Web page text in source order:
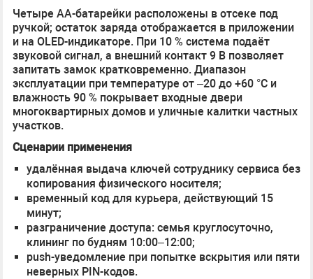
Четыре AA-батарейки расположены в отсеке под
ручкой; остаток заряда отображается в приложении
и на OLED-индикаторе. При 10 % система подаёт
звуковой сигнал, а внешний контакт 9 В позволяет
запитать замок кратковременно. Диапазон
эксплуатации при температуре от –20 до +60 °C и
влажность 90 % покрывает входные двери
многоквартирных домов и уличные калитки частных
участков.
Сценарии применения
удалённая выдача ключей сотруднику сервиса без
копирования физического носителя;
временный код для курьера, действующий 15
минут;
разграничение доступа: семья круглосуточно,
клининг по будням 10:00–12:00;
push-уведомление при попытке вскрытия или пяти
неверных PIN-кодов.